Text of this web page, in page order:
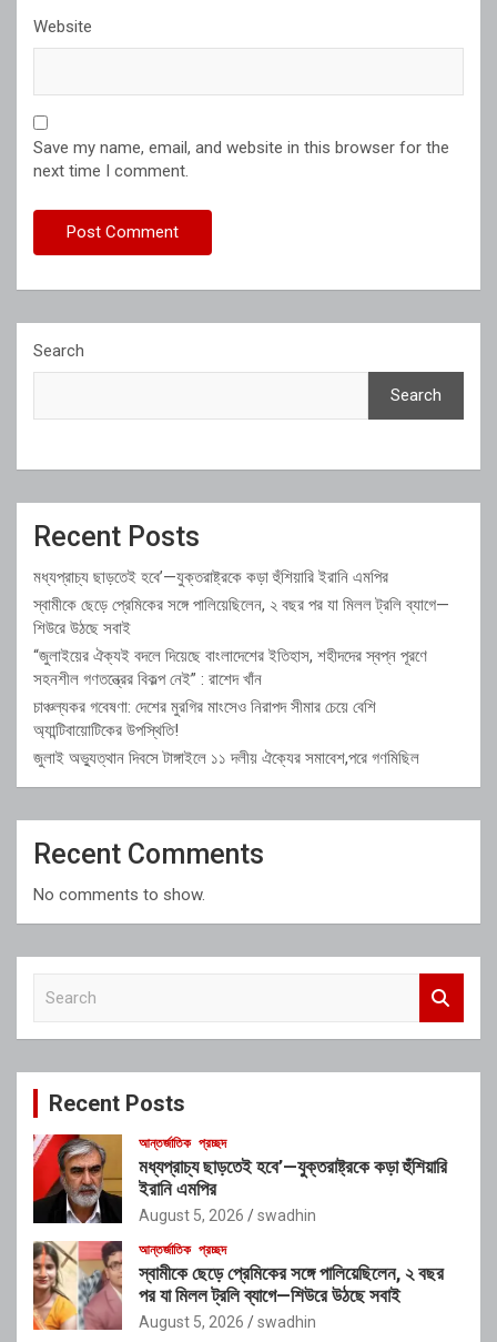
Website
Save my name, email, and website in this browser for the
next time I comment.
Search
Search
Recent Posts
মধ্যপ্রাচ্য ছাড়তেই হবে’—যুক্তরাষ্ট্রকে কড়া হুঁশিয়ারি ইরানি এমপির
স্বামীকে ছেড়ে প্রেমিকের সঙ্গে পালিয়েছিলেন, ২ বছর পর যা মিলল ট্রলি ব্যাগে—
শিউরে উঠছে সবাই
“জুলাইয়ের ঐক্যই বদলে দিয়েছে বাংলাদেশের ইতিহাস, শহীদদের স্বপ্ন পূরণে
সহনশীল গণতন্ত্রের বিকল্প নেই” : রাশেদ খাঁন
চাঞ্চল্যকর গবেষণা: দেশের মুরগির মাংসেও নিরাপদ সীমার চেয়ে বেশি
অ্যান্টিবায়োটিকের উপস্থিতি!
জুলাই অভ্যুত্থান দিবসে টাঙ্গাইলে ১১ দলীয় ঐক্যের সমাবেশ,পরে গণমিছিল
Recent Comments
No comments to show.
c
Recent Posts
আন্তর্জাতিক প্রচ্ছদ
মধ্যপ্রাচ্য ছাড়তেই হবে’—যুক্তরাষ্ট্রকে কড়া হুঁশিয়ারি
ইরানি এমপির
August 5, 2026 swadhin
আন্তর্জাতিক প্রচ্ছদ
স্বামীকে ছেড়ে প্রেমিকের সঙ্গে পালিয়েছিলেন, ২ বছর
পর যা মিলল ট্রলি ব্যাগে—শিউরে উঠছে সবাই
August 5, 2026 swadhin